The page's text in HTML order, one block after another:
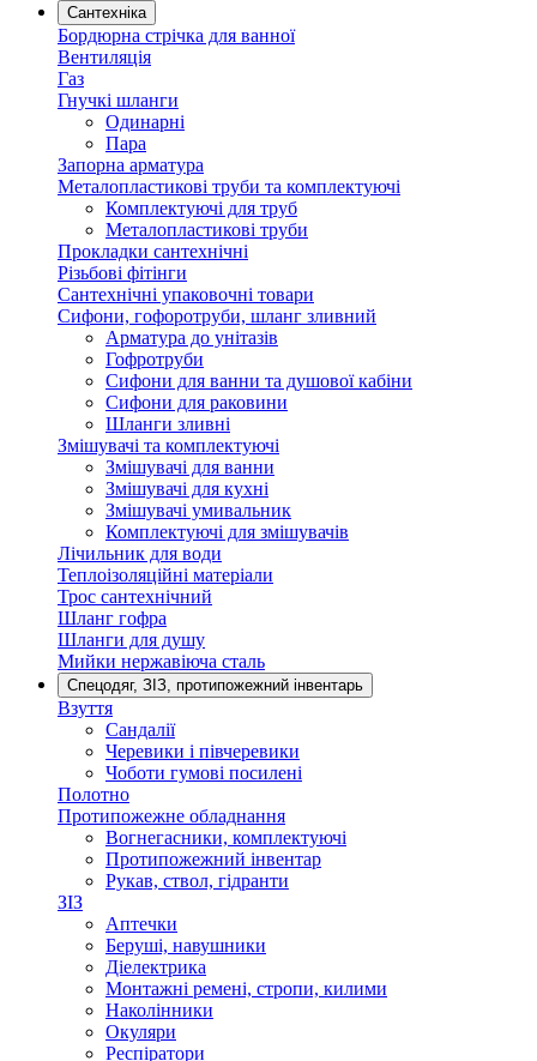
Сантехніка
Бордюрна стрічка для ванної
Вентиляція
Газ
Гнучкі шланги
Одинарні
Пара
Запорна арматура
Металопластикові труби та комплектуючі
Комплектуючі для труб
Металопластикові труби
Прокладки сантехнічні
Різьбові фітінги
Сантехнічні упаковочні товари
Сифони, гофоротруби, шланг зливний
Арматура до унітазів
Гофротруби
Сифони для ванни та душової кабіни
Сифони для раковини
Шланги зливні
Змішувачі та комплектуючі
Змішувачі для ванни
Змішувачі для кухні
Змішувачі умивальник
Комплектуючі для змішувачів
Лічильник для води
Теплоізоляційні матеріали
Трос сантехнічний
Шланг гофра
Шланги для душу
Мийки нержавіюча сталь
Спецодяг, ЗІЗ, протипожежний інвентарь
Взуття
Сандалії
Черевики і півчеревики
Чоботи гумові посилені
Полотно
Протипожежне обладнання
Вогнегасники, комплектуючі
Протипожежний інвентар
Рукав, ствол, гідранти
ЗІЗ
Аптечки
Беруші, навушники
Діелектрика
Монтажні ремені, стропи, килими
Наколінники
Окуляри
Респіратори